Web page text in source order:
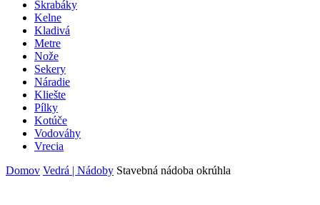
Škrabáky
Kelne
Kladivá
Metre
Nože
Sekery
Náradie
Kliešte
Pílky
Kotúče
Vodováhy
Vrecia
Domov Vedrá | Nádoby Stavebná nádoba okrúhla